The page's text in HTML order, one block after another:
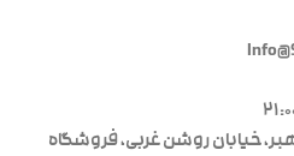
خیابان روشن غربی، فروشگاه